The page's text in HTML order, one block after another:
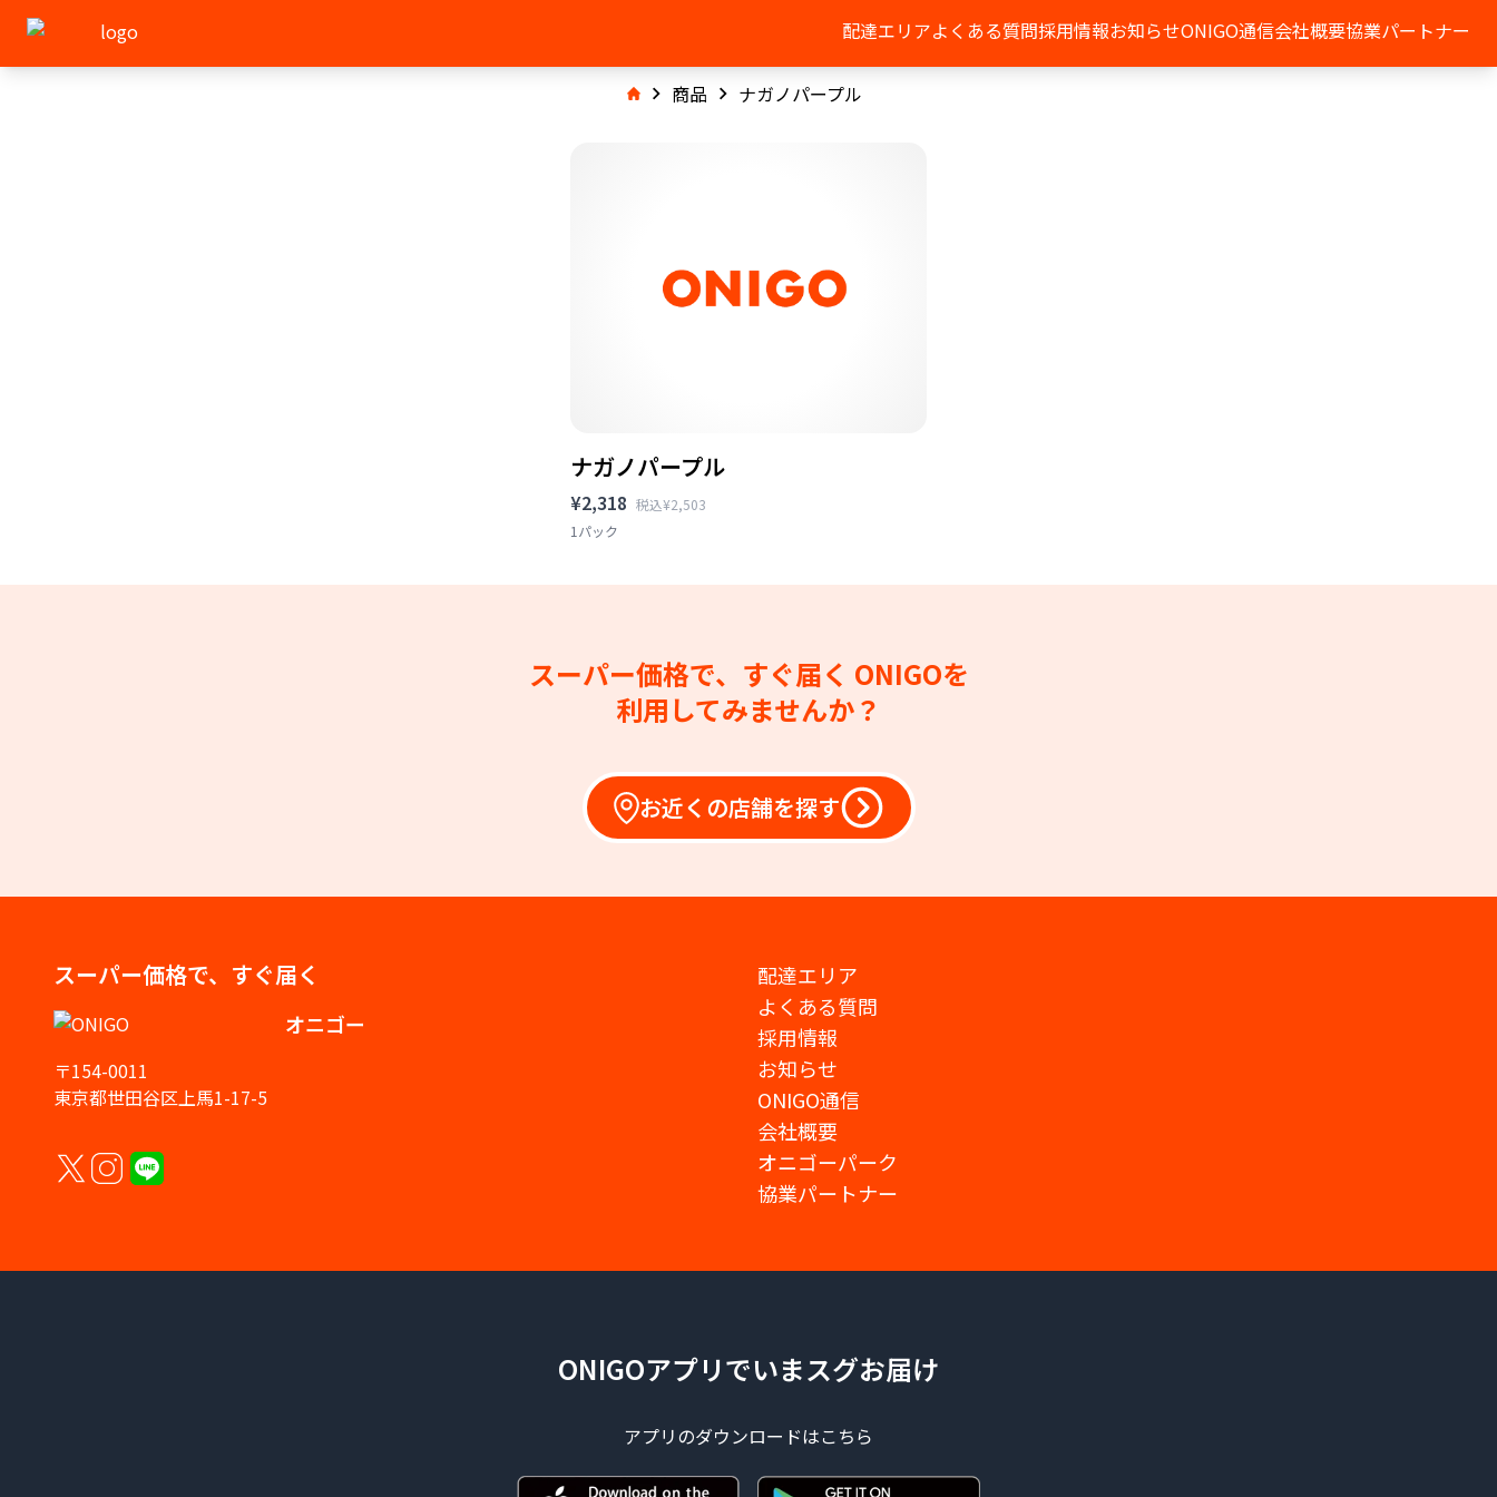
配達エリアよくある質問採用情報お知らせONIGO通信会社概要協業パートナー
商品 ナガノパープル
ナガノパープル
¥2,318 税込¥2,503
1パック
スーパー価格で、すぐ届く ONIGOを
利用してみませんか？
お近くの店舗を探す
スーパー価格で、すぐ届く
オニゴー
〒154-0011
東京都世田谷区上馬1-17-5
配達エリア
よくある質問
採用情報
お知らせ
ONIGO通信
会社概要
オニゴーパーク
協業パートナー
ONIGOアプリでいまスグお届け
アプリのダウンロードはこちら